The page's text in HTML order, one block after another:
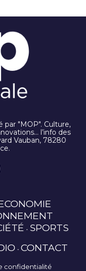
"MOP". Culture,
l’info des
Vauban, 78280
SPORTS
CONTACT
confidentialité